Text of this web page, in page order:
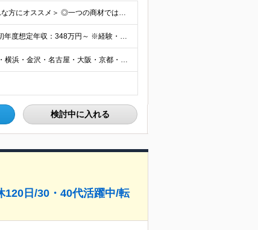
★学歴不問 ★職種・業種未経験歓迎 ★第二新卒歓迎 ＜こんな方にオススメ＞ ◎一つの商材ではなく、幅広い提案で勝負したい ◎成長企業でスケールの大きい仕事に挑戦したい ◎実力を評価されたい＆腰を据え
月給25万円～34万円以上＋各種手当＋残業代＋賞与年2回 初年度想定年収：348万円～ ※経験・能力を考慮のうえ優遇します。 ※上記にはエリア給（10,000円～15,000円）、見込み残業代（20
┃全国募集！勤務地は希望を考慮します 札幌・仙台・東京・横浜・金沢・名古屋・大阪・京都・広島・福岡 募集 ※上記のほか、全国に拠点あり ※キャリアアップやキャリアシフトに伴う転勤も一部ありますが、基
検討中に入れる
120日/30・40代活躍中/転